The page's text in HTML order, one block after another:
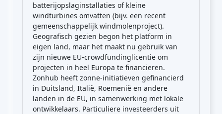
batterijopslaginstallaties of kleine
windturbines omvatten (bijv. een recent
gemeenschappelijk windmolenproject).
Geografisch gezien begon het platform in
eigen land, maar het maakt nu gebruik van
zijn nieuwe EU-crowdfundinglicentie om
projecten in heel Europa te financieren.
Zonhub heeft zonne-initiatieven gefinancierd
in Duitsland, Italië, Roemenië en andere
landen in de EU, in samenwerking met lokale
ontwikkelaars. Particuliere investeerders uit